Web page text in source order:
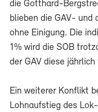
die Gotthard-
blieben die GAV- und
ohne Einigung. Die
1% wird die SOB
der GAV diese
Ein weiterer Konflikt
Lohnaufstieg des